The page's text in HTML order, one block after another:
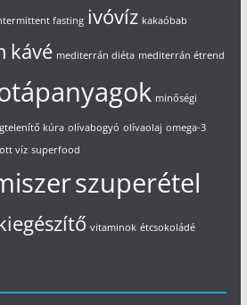
fasting ivóvíz kakaóbab
kávé mediterrán diéta mediterrán étrend
minőségi
kúra olívabogyó olívaolaj omega-3
víz superfood
szuperétel
vitaminok étcsokoládé